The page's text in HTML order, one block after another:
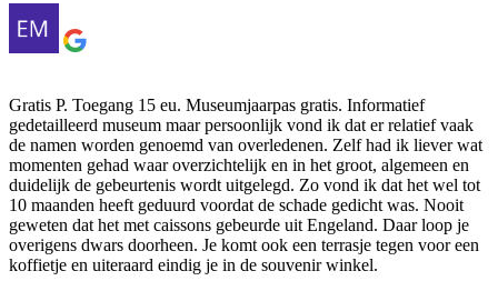
Gratis P. Toegang 15 eu. Museumjaarpas gratis. Informatief
gedetailleerd museum maar persoonlijk vond ik dat er relatief vaak
de namen worden genoemd van overledenen. Zelf had ik liever wat
momenten gehad waar overzichtelijk en in het groot, algemeen en
duidelijk de gebeurtenis wordt uitgelegd. Zo vond ik dat het wel tot
10 maanden heeft geduurd voordat de schade gedicht was. Nooit
geweten dat het met caissons gebeurde uit Engeland. Daar loop je
overigens dwars doorheen. Je komt ook een terrasje tegen voor een
koffietje en uiteraard eindig je in de souvenir winkel.